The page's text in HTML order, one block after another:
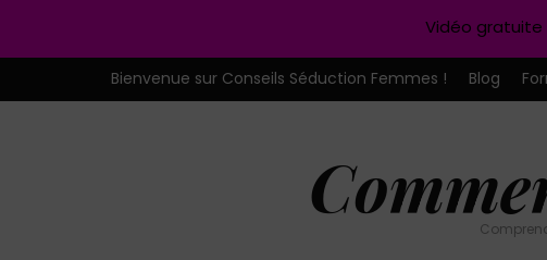
Bienvenue sur Conseils Séduction Femmes ! Blog
Vidéo gratuite